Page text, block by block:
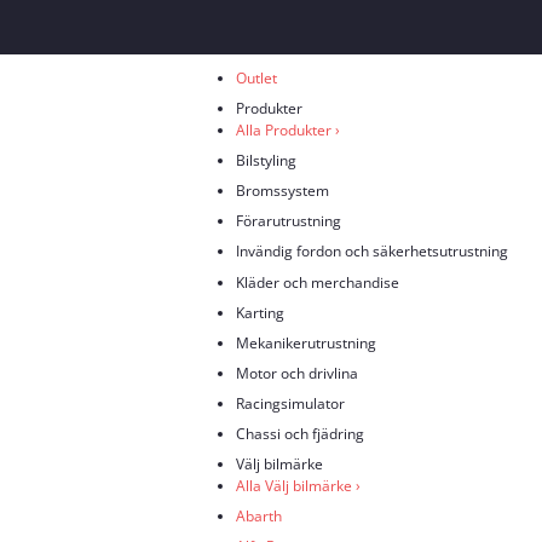
Outlet
Produkter
Alla Produkter ›
Bilstyling
Bromssystem
Förarutrustning
Invändig fordon och säkerhetsutrustning
Kläder och merchandise
Karting
Mekanikerutrustning
Motor och drivlina
Racingsimulator
Chassi och fjädring
Välj bilmärke
Alla Välj bilmärke ›
Abarth